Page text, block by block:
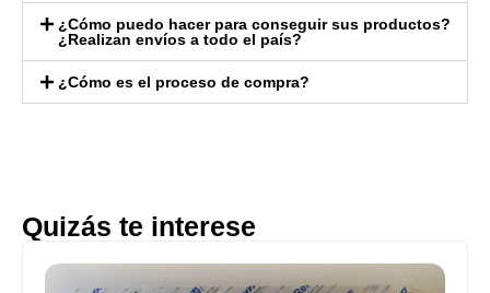
¿Cómo puedo hacer para conseguir sus productos?
¿Realizan envíos a todo el país?
¿Cómo es el proceso de compra?
Quizás te interese